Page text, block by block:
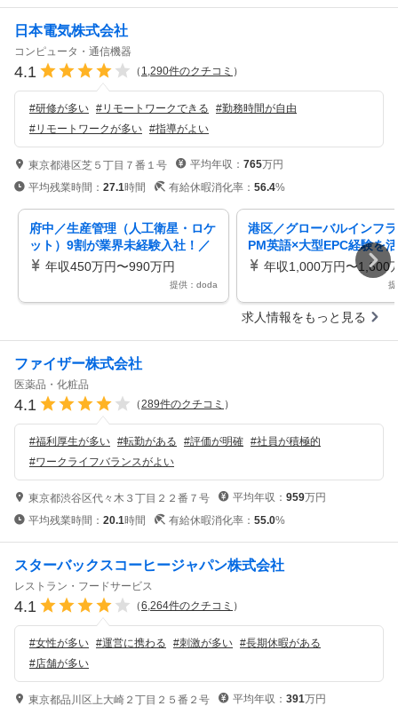
日本電気株式会社
コンピュータ・通信機器
4.1 （ 1,290件のクチコミ ）
#研修が多い #リモートワークできる #勤務時間が自由
#リモートワークが多い #指導がよい
東京都港区芝５丁目７番１号 平均年収： 765万円
平均残業時間： 27.1時間 有給休暇消化率： 56.4%
府中／生産管理（人工衛星・ロケ
ット）9割が業界未経験入社！／
宇宙産業の成長を支える＃AN343
年収450万円〜990万円
提供：doda
港区／グローバルインフ
PM英語×大型EPC経験を
業界経験不問！＃AS3957
年収1,000万円〜1,600
求人情報をもっと見る
ファイザー株式会社
医薬品・化粧品
4.1 （289件のクチコミ ）
#福利厚生が多い #転勤がある #評価が明確 #社員が積極的
#ワークライフバランスがよい
東京都渋谷区代々木３丁目２２番７号 平均年収： 959万円
平均残業時間： 20.1時間 有給休暇消化率： 55.0%
スターバックスコーヒージャパン株式会社
レストラン・フードサービス
4.1 （6,264件のクチコミ ）
#女性が多い #運営に携わる #刺激が多い #長期休暇がある
#店舗が多い
東京都品川区上大崎２丁目２５番２号 平均年収： 391万円